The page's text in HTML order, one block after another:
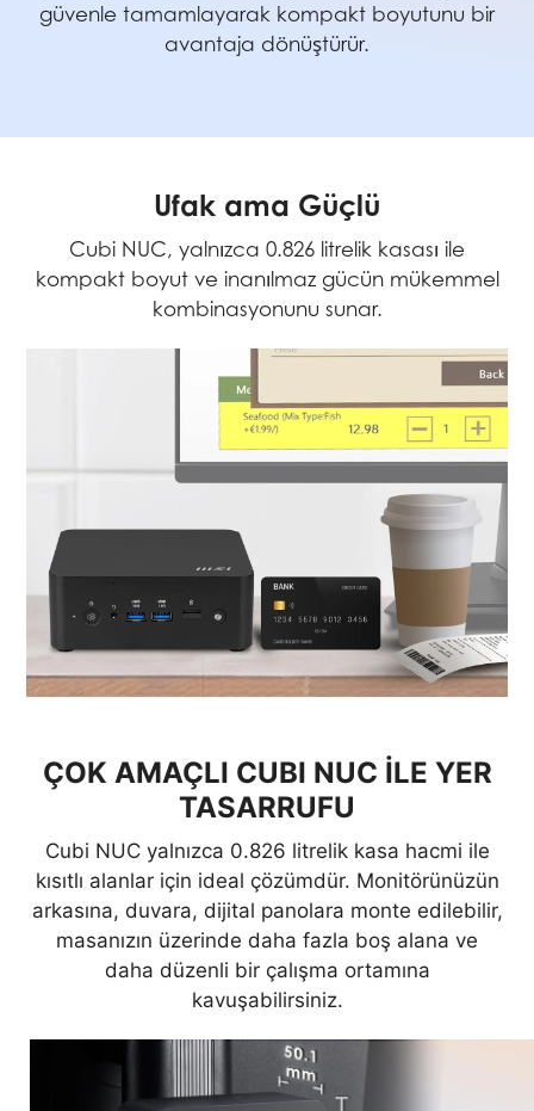
güvenle tamamlayarak kompakt boyutunu bir
avantaja dönüştürür.
Ufak ama Güçlü
Cubi NUC, yalnızca 0.826 litrelik kasası ile
kompakt boyut ve inanılmaz gücün mükemmel
kombinasyonunu sunar.
ÇOK AMAÇLI CUBI NUC İLE YER
TASARRUFU
Cubi NUC yalnızca 0.826 litrelik kasa hacmi ile
kısıtlı alanlar için ideal çözümdür. Monitörünüzün
arkasına, duvara, dijital panolara monte edilebilir,
masanızın üzerinde daha fazla boş alana ve
daha düzenli bir çalışma ortamına
kavuşabilirsiniz.